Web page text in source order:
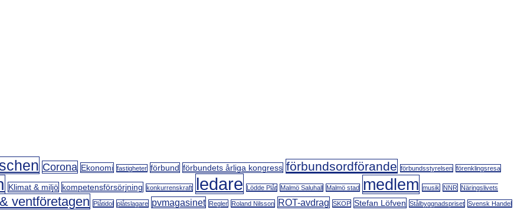
Corona Ekonomi fastigheter förbund förbundets årliga kongress förbundsordförande förbundsstyrelsen förenklingsresa
Klimat & miljö kompetensförsörjning konkurrenskraft ledare Lödde Plåt Malmö Saluhall Malmö stad medlem musik NNR Näringslivets
ventföretagen Plåtidol plåtslagare pvmagasinet Regler Roland Nilsson ROT-avdrag SKOP Stefan Löfven Stålbyggnadspriset Svensk Handel